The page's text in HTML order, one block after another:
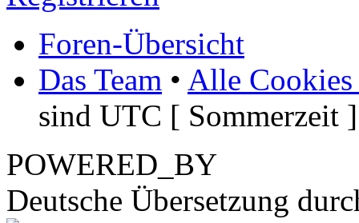
Foren-Übersicht
Das Team • Alle Cookies
sind UTC [ Sommerzeit ]
POWERED_BY
Deutsche Übersetzung